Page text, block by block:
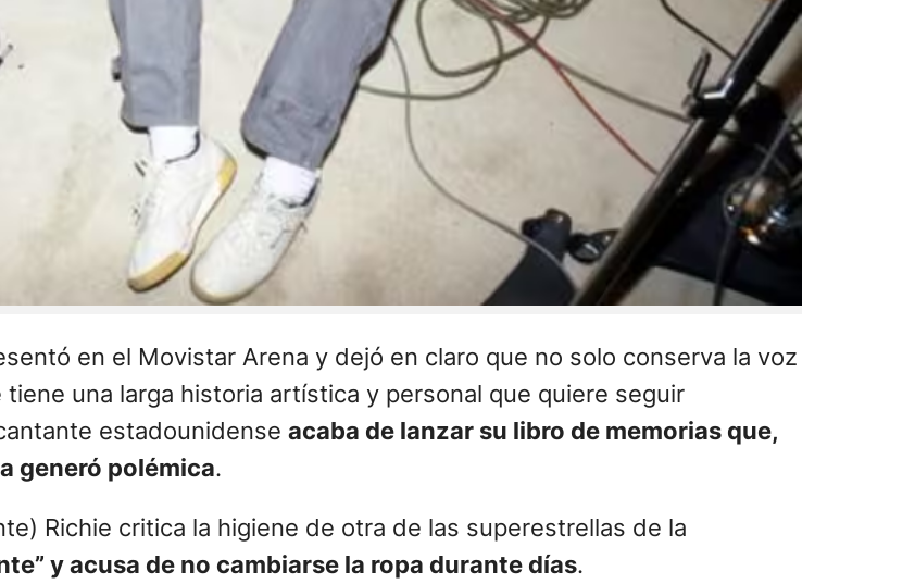
en el Movistar Arena y dejó en claro que no solo conserva la voz
una larga historia artística y personal que quiere seguir
estadounidense acaba de lanzar su libro de memorias que,
generó polémica.
Richie critica la higiene de otra de las superestrellas de la
y acusa de no cambiarse la ropa durante días.